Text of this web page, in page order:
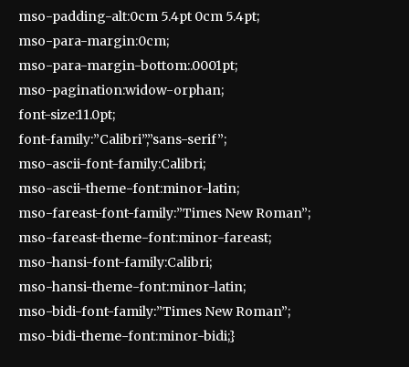
mso-padding-alt:0cm 5.4pt 0cm 5.4pt;
mso-para-margin:0cm;
mso-para-margin-bottom:.0001pt;
mso-pagination:widow-orphan;
font-size:11.0pt;
font-family:”Calibri”,”sans-serif”;
mso-ascii-font-family:Calibri;
mso-ascii-theme-font:minor-latin;
mso-fareast-font-family:”Times New Roman”;
mso-fareast-theme-font:minor-fareast;
mso-hansi-font-family:Calibri;
mso-hansi-theme-font:minor-latin;
mso-bidi-font-family:”Times New Roman”;
mso-bidi-theme-font:minor-bidi;}